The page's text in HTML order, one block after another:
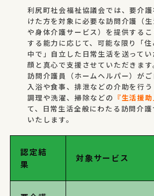
利尻町社会福祉協議会では、要介
けた方を対象に必要な訪問介護（
や身体介護サービス）を提供する
する能力に応じて、可能な限り「
中で」自立した日常生活を送って
顔と真心で支援させていただきます
訪問介護員（ホームヘルパー）がご
入浴や食事、排泄などの介助を行う
調理や洗濯、掃除などの 『生活援助
て、日常生活全般にわたる訪問介
いたします。
認定結
果
対象サービス